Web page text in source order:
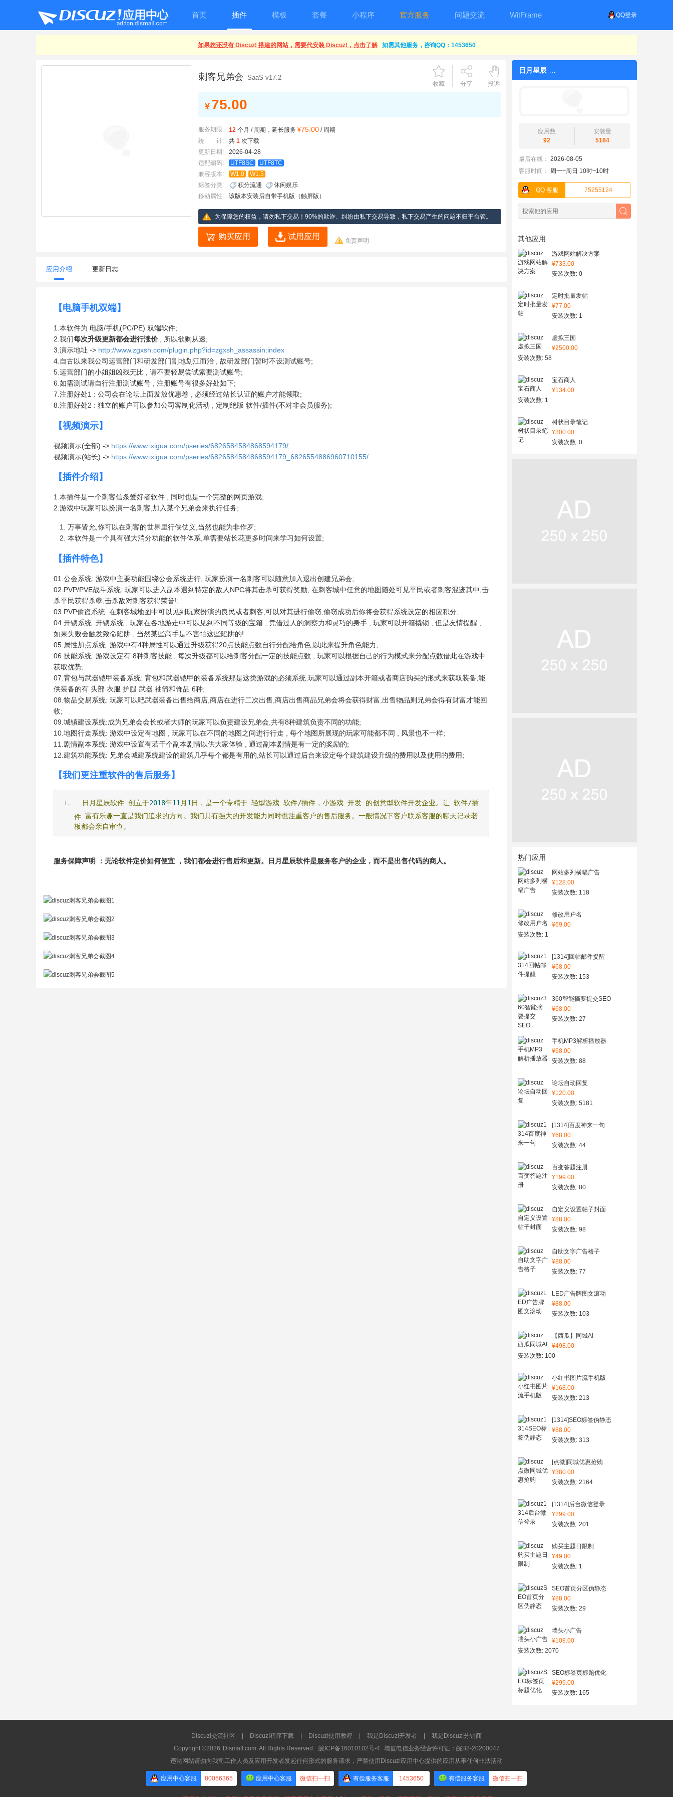
QQ登录
首页 插件 模板 套餐 小程序 官方服务 问题交流 WitFrame
如果您还没有 Discuz! 搭建的网站，需要代安装 Discuz!，点击了解 如需其他服务，咨询QQ：1453650
日月星辰
应用数
92
安装量
5184
最后在线： 2026-08-05
客服时间：
周一~周日 10时~10时
QQ 客服 75255124
其他应用
游戏网站解决方案
¥733.00
安装次数: 0
定时批量发帖
¥77.00
安装次数: 1
虚拟三国
¥2500.00
安装次数: 58
宝石商人
¥134.00
安装次数: 1
树状目录笔记
¥300.00
安装次数: 0
热门应用
网站多列横幅广告
¥128.00
安装次数: 118
修改用户名
¥69.00
安装次数: 1
[1314]回帖邮件提醒
¥68.00
安装次数: 153
360智能摘要提交SEO
¥68.00
安装次数: 27
手机MP3解析播放器
¥68.00
安装次数: 88
论坛自动回复
¥120.00
安装次数: 5181
[1314]百度神来一句
¥68.00
安装次数: 44
百变答题注册
¥199.00
安装次数: 80
自定义设置帖子封面
¥88.00
安装次数: 98
自助文字广告格子
¥88.00
安装次数: 77
LED广告牌图文滚动
¥88.00
安装次数: 103
【西瓜】同城AI
¥498.00
安装次数: 100
小红书图片流手机版
¥168.00
安装次数: 213
[1314]SEO标签伪静态
¥88.00
安装次数: 313
[点微]同城优惠抢购
¥380.00
安装次数: 2164
[1314]后台微信登录
¥299.00
安装次数: 201
购买主题日限制
¥49.00
安装次数: 1
SEO首页分区伪静态
¥88.00
安装次数: 29
墙头小广告
¥108.00
安装次数: 2070
SEO标签页标题优化
¥299.00
安装次数: 165
刺客兄弟会 SaaS v17.2
收藏 分享 投诉
¥ 75.00
服务期限: 12 个月 / 周期，延长服务 ¥75.00 / 周期
统 计:
共 1 次下载
更新日期:
2026-04-28
适配编码:
UTF8SC
UTF8TC
兼容版本:
W1.0
W1.5
标签分类:
积分流通
休闲娱乐
移动属性:
该版本安装后自带手机版（触屏版）
为保障您的权益，请勿私下交易！90%的欺诈、纠纷由私下交易导致，私下交易产生的问题不归平台管。
购买应用 试用应用 免责声明
应用介绍 更新日志
【电脑手机双端】
1.本软件为 电脑/手机(PC/PE) 双端软件;
2.我们每次升级更新都会进行涨价 , 所以欲购从速;
3.演示地址 -> http://www.zgxsh.com/plugin.php?id=zgxsh_assassin:index
4.自古以来我公司运营部门和研发部门割地划江而治 , 故研发部门暂时不设测试账号;
5.运营部门的小姐姐凶残无比 , 请不要轻易尝试索要测试账号;
6.如需测试请自行注册测试账号 , 注册账号有很多好处如下;
7.注册好处1 : 公司会在论坛上面发放优惠卷 , 必须经过站长认证的账户才能领取;
8.注册好处2 : 独立的账户可以参加公司客制化活动 , 定制绝版 软件/插件(不对非会员服务);
【视频演示】
视频演示(全部) -> https://www.ixigua.com/pseries/6826584584868594179/
视频演示(站长) -> https://www.ixigua.com/pseries/6826584584868594179_6826554886960710155/
【插件介绍】
1.本插件是一个刺客信条爱好者软件 , 同时也是一个完整的网页游戏;
2.游戏中玩家可以扮演一名刺客,加入某个兄弟会来执行任务;
万事皆允,你可以在刺客的世界里行侠仗义,当然也能为非作歹;
本软件是一个具有强大消分功能的软件体系,单需要站长花更多时间来学习如何设置;
【插件特色】
01.公会系统: 游戏中主要功能围绕公会系统进行, 玩家扮演一名刺客可以随意加入退出创建兄弟会;
02.PVP/PVE战斗系统: 玩家可以进入副本遇到特定的敌人NPC将其击杀可获得奖励, 在刺客城中任意的地图随处可见平民或者刺客混迹其中,击
杀平民获得杀孽,击杀敌对刺客获得荣誉!;
03.PVP偷盗系统: 在刺客城地图中可以见到玩家扮演的良民或者刺客,可以对其进行偷窃,偷窃成功后你将会获得系统设定的相应积分;
04.开锁系统: 开锁系统 , 玩家在各地游走中可以见到不同等级的宝箱 , 凭借过人的洞察力和灵巧的身手 , 玩家可以开箱撬锁 , 但是友情提醒 ,
如果失败会触发致命陷阱 , 当然某些高手是不害怕这些陷阱的!
05.属性加点系统: 游戏中有4种属性可以通过升级获得20点技能点数自行分配给角色,以此来提升角色能力;
06.技能系统: 游戏设定有 8种刺客技能 , 每次升级都可以给刺客分配一定的技能点数 , 玩家可以根据自己的行为模式来分配点数借此在游戏中
获取优势;
07.背包与武器铠甲装备系统: 背包和武器铠甲的装备系统那是这类游戏的必须系统,玩家可以通过副本开箱或者商店购买的形式来获取装备,能
供装备的有 头部 衣服 护腿 武器 袖箭和饰品 6种;
08.物品交易系统: 玩家可以吧武器装备出售给商店,商店在进行二次出售,商店出售商品兄弟会将会获得财富,出售物品则兄弟会得有财富才能回
收;
09.城镇建设系统:成为兄弟会会长或者大师的玩家可以负责建设兄弟会,共有8种建筑负责不同的功能;
10.地图行走系统: 游戏中设定有地图 , 玩家可以在不同的地图之间进行行走 , 每个地图所展现的玩家可能都不同 , 风景也不一样;
11.剧情副本系统: 游戏中设置有若干个副本剧情以供大家体验 , 通过副本剧情是有一定的奖励的;
12.建筑功能系统: 兄弟会城建系统建设的建筑几乎每个都是有用的,站长可以通过后台来设定每个建筑建设升级的费用以及使用的费用;
【我们更注重软件的售后服务】
日月星辰软件 创立于2018年11 月 1 日，是一个专精于 轻型游戏 软件/插件，小游戏 开发 的创意型软件开发企业。让 软件/插
件 富有乐趣一直是我们追求的方向。我们具有强大的开发能力同时也注重客户的售后服务。一般情况下客户联系客服的聊天记录老
板都会亲自审查。
服务保障声明 ：无论软件定价如何便宜 ，我们都会进行售后和更新。日月星辰软件是服务客户的企业，而不是出售代码的商人。
Discuz!交流社区 Discuz!程序下载 Discuz!使用教程 我是Discuz!开发者
我是Discuz!分销商
Copyright ©2026 Dismall.com All Rights Reserved. 皖ICP备16010102号-4
增值电信业务经营许可证：皖B2-20200047
违法网站请勿向我司工作人员及应用开发者发起任何形式的服务请求，严禁使用Discuz!应用中心提供的应用从事任何非法活动
应用中心客服 80056365 应用中心客服 微信扫一扫 有偿服务客服 1453650 有偿服务客服 微信扫一扫